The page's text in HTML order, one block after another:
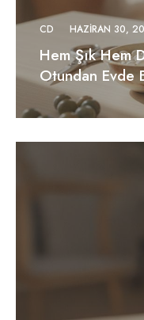
CD HAZIRAN 30,
Hem Şık Hem
Otundan Evde